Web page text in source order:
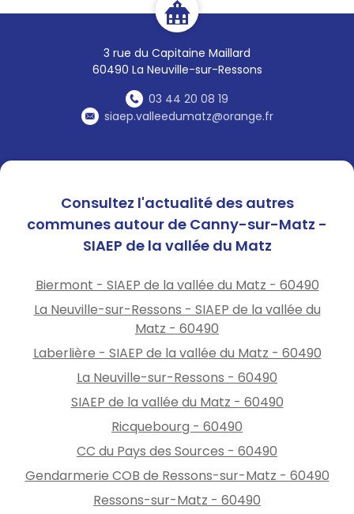
3 rue du Capitaine Maillard
60490 La Neuville-sur-Ressons
03 44 20 08 19
siaep.valleedumatz@orange.fr
Consultez l'actualité des autres
communes autour de Canny-sur-Matz -
SIAEP de la vallée du Matz
Biermont - SIAEP de la vallée du Matz - 60490
La Neuville-sur-Ressons - SIAEP de la vallée du
Matz - 60490
Laberlière - SIAEP de la vallée du Matz - 60490
La Neuville-sur-Ressons - 60490
SIAEP de la vallée du Matz - 60490
Ricquebourg - 60490
CC du Pays des Sources - 60490
Gendarmerie COB de Ressons-sur-Matz - 60490
Ressons-sur-Matz - 60490